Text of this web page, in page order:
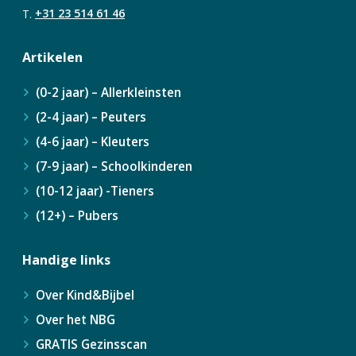
T. +31 23 514 61 46
Artikelen
(0-2 jaar) – Allerkleinsten
(2-4 jaar) – Peuters
(4-6 jaar) – Kleuters
(7-9 jaar) – Schoolkinderen
(10-12 jaar) -Tieners
(12+) – Pubers
Handige links
Over Kind&Bijbel
Over het NBG
GRATIS Gezinsscan